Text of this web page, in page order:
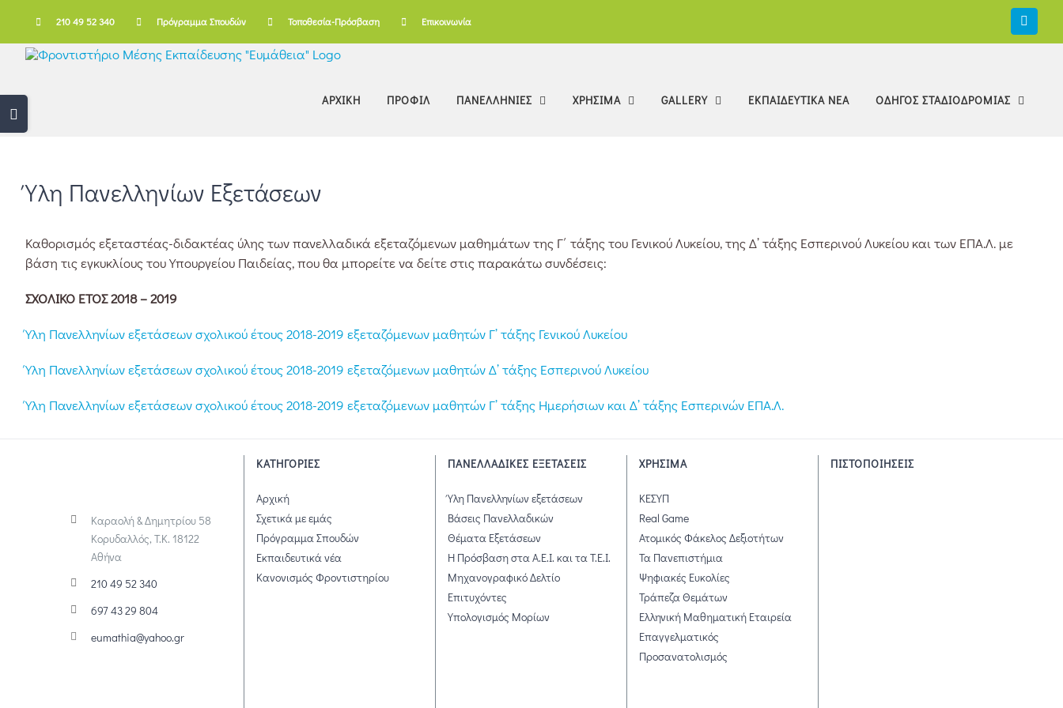
content
210 49 52 340 Πρόγραμμα Σπουδών Τοποθεσία-Πρόσβαση Επικοινωνία
ΑΡΧΙΚΗ ΠΡΟΦΙΛ ΠΑΝΕΛΛΗΝΙΕΣ ΧΡΗΣΙΜΑ GALLERY ΕΚΠΑΙΔΕΥΤΙΚΑ ΝΕΑ ΟΔΗΓΟΣ ΣΤΑΔΙΟΔΡΟΜΙΑΣ
Ύλη Πανελληνίων Εξετάσεων
Καθορισμός εξεταστέας-διδακτέας ύλης των πανελλαδικά εξεταζόμενων μαθημάτων της Γ΄ τάξης του Γενικού Λυκείου, της Δ’ τάξης Εσπερινού Λυκείου και των ΕΠΑ.Λ. με
βάση τις εγκυκλίους του Υπουργείου Παιδείας, που θα μπορείτε να δείτε στις παρακάτω συνδέσεις:
ΣΧΟΛΙΚΟ ΕΤΟΣ 2018 – 2019
Ύλη Πανελληνίων εξετάσεων σχολικού έτους 2018-2019 εξεταζόμενων μαθητών Γ’ τάξης Γενικού Λυκείου
Ύλη Πανελληνίων εξετάσεων σχολικού έτους 2018-2019 εξεταζόμενων μαθητών Δ’ τάξης Εσπερινού Λυκείου
Ύλη Πανελληνίων εξετάσεων σχολικού έτους 2018-2019 εξεταζόμενων μαθητών Γ’ τάξης Ημερήσιων και Δ’ τάξης Εσπερινών ΕΠΑ.Λ.
Καραολή & Δημητρίου 58
Κορυδαλλός, Τ.Κ. 18122
Αθήνα
210 49 52 340
697 43 29 804
eumathia@yahoo.gr
ΚΑΤΗΓΟΡΙΕΣ
Αρχική
Σχετικά με εμάς
Πρόγραμμα Σπουδών
Εκπαιδευτικά νέα
Κανονισμός Φροντιστηρίου
ΠΑΝΕΛΛΑΔΙΚΕΣ ΕΞΕΤΑΣΕΙΣ
Ύλη Πανελληνίων εξετάσεων
Βάσεις Πανελλαδικών
Θέματα Εξετάσεων
Η Πρόσβαση στα Α.Ε.Ι. και τα Τ.Ε.Ι.
Μηχανογραφικό Δελτίο
Επιτυχόντες
Υπολογισμός Μορίων
ΧΡΗΣΙΜΑ
ΚΕΣΥΠ
Real Game
Ατομικός Φάκελος Δεξιοτήτων
Τα Πανεπιστήμια
Ψηφιακές Ευκολίες
Τράπεζα Θεμάτων
Ελληνική Μαθηματική Εταιρεία
Επαγγελματικός
Προσανατολισμός
ΠΙΣΤΟΠΟΙΗΣΕΙΣ
Sliding